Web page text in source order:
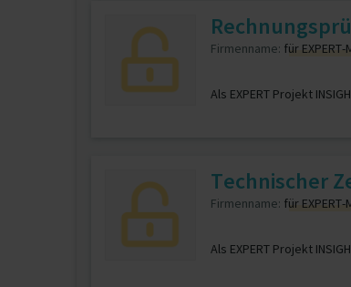
Firmenname: für
Als EXPERT Projekt
Technischer
Firmenname: für
Als EXPERT Projekt